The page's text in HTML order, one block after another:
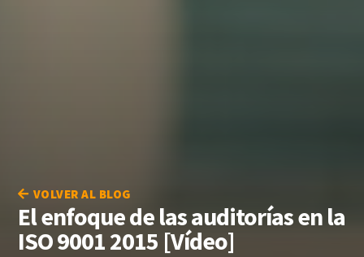
VOLVER AL BLOG
El enfoque de las auditorías en la
ISO 9001 2015 [Vídeo]